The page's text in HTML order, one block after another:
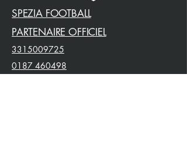
SPEZIA FOOTBALL
PARTENAIRE OFFICIEL
3315009725
0187 460498